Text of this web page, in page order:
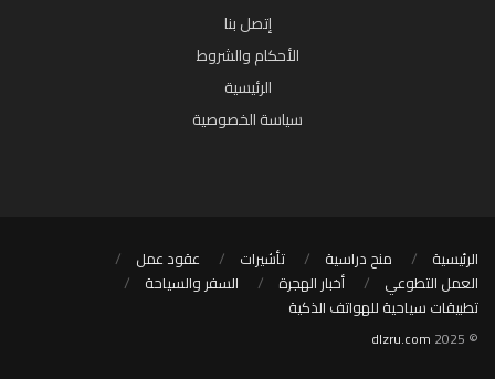
إتصل بنا
الأحكام والشروط
الرئيسية
سياسة الخصوصية
الرئيسية منح دراسية تأشيرات
عقود عمل
العمل التطوعي
أخبار الهجرة
السفر والسياحة
تطبيقات سياحية للهواتف الذكية
© 2025
dlzru.com